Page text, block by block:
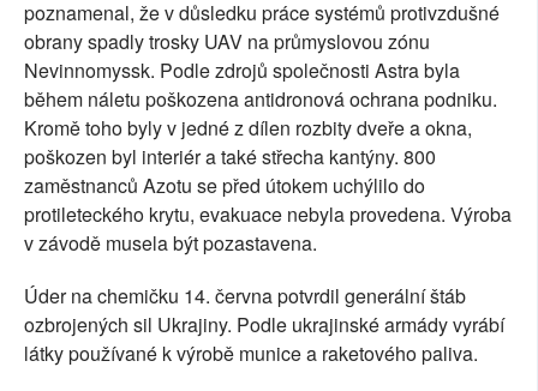
poznamenal, že v důsledku práce systémů protivzdušné
obrany spadly trosky UAV na průmyslovou zónu
Nevinnomyssk. Podle zdrojů společnosti Astra byla
během náletu poškozena antidronová ochrana podniku.
Kromě toho byly v jedné z dílen rozbity dveře a okna,
poškozen byl interiér a také střecha kantýny. 800
zaměstnanců Azotu se před útokem uchýlilo do
protileteckého krytu, evakuace nebyla provedena. Výroba
v závodě musela být pozastavena.
Úder na chemičku 14. června potvrdil generální štáb
ozbrojených sil Ukrajiny. Podle ukrajinské armády vyrábí
látky používané k výrobě munice a raketového paliva.